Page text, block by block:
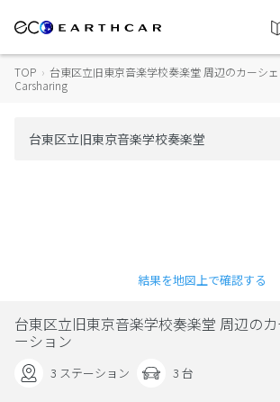
TOP › 台東区立旧東京音楽学校奏楽堂 周辺のカーシ
Carsharing
結果を地図上で確認する
台東区立旧東京音楽学校奏楽堂 周辺の
ーション
3 ステーション 3 台